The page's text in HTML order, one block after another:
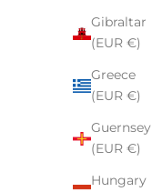
Gibraltar
(EUR €)
Greece
(EUR €)
Guernsey
(EUR €)
Hungary